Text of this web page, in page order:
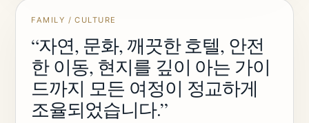
FAMILY / CULTURE
“자연, 문화, 깨끗한 호텔, 안전
한 이동, 현지를 깊이 아는 가이
드까지 모든 여정이 정교하게
조율되었습니다.”